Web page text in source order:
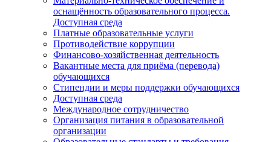
оснащённость образовательного процесса.
Доступная среда
Платные образовательные услуги
Противодействие коррупции
Финансово-хозяйственная деятельность
Вакантные места для приёма (перевода)
обучающихся
Стипендии и меры поддержки обучающихся
Доступная среда
Международное сотрудничество
Организация питания в образовательной
организации